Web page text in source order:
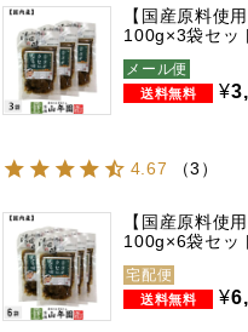
【国産原料使
100g×3袋セッ
メール便
¥
4.67
（3 ）
【国産原料使
100g×6袋セッ
宅配便
¥